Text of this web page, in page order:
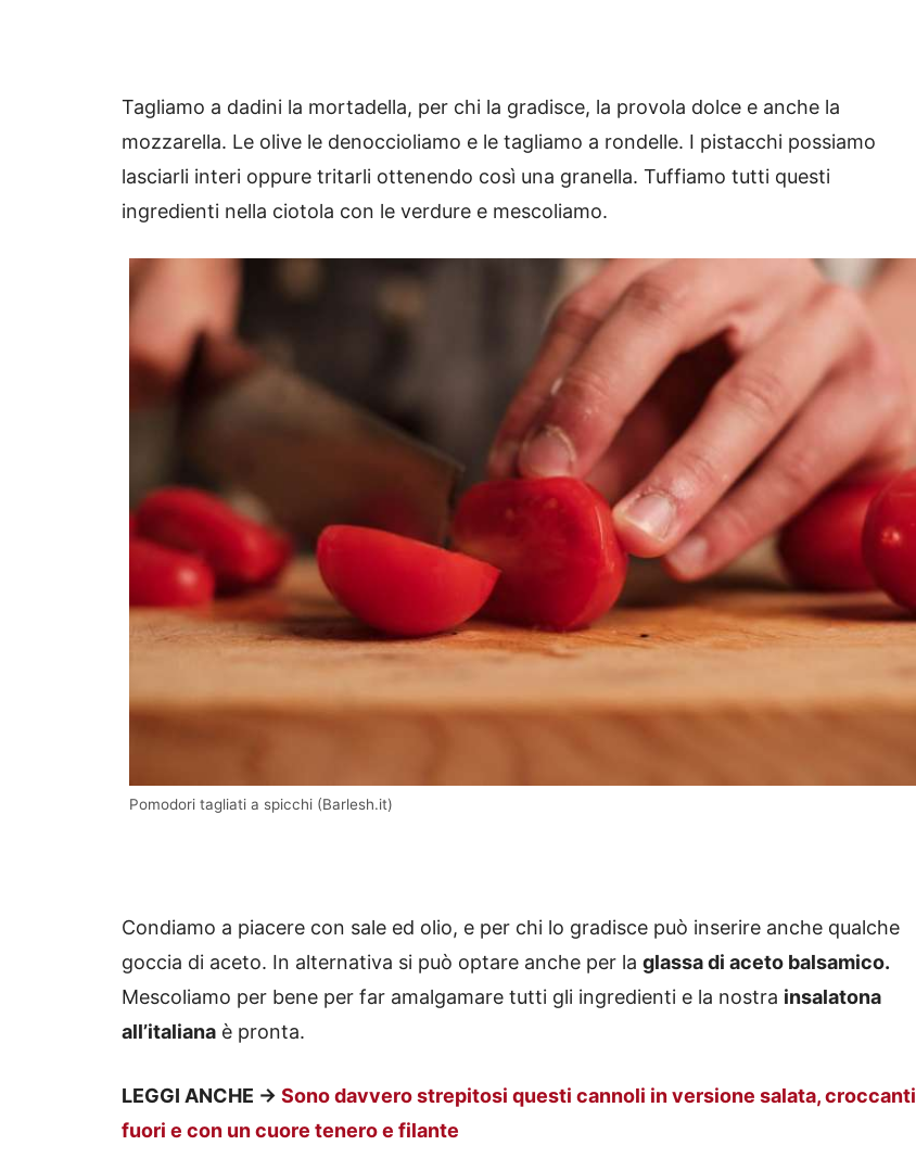
Tagliamo a dadini la mortadella, per chi la gradisce, la provola dolce e anche la
mozzarella. Le olive le denoccioliamo e le tagliamo a rondelle. I pistacchi possiamo
lasciarli interi oppure tritarli ottenendo così una granella. Tuffiamo tutti questi
ingredienti nella ciotola con le verdure e mescoliamo.
Pomodori tagliati a spicchi (Barlesh.it)
Condiamo a piacere con sale ed olio, e per chi lo gradisce può inserire anche qualche
goccia di aceto. In alternativa si può optare anche per la glassa di aceto balsamico.
Mescoliamo per bene per far amalgamare tutti gli ingredienti e la nostra insalatona
all’italiana è pronta.
LEGGI ANCHE -> Sono davvero strepitosi questi cannoli in versione salata, croccanti
fuori e con un cuore tenero e filante